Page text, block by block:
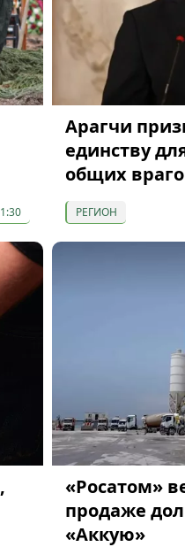
Арагчи
единству
общих
РЕГИОН
«Росатом»
продаже
«Аккую»